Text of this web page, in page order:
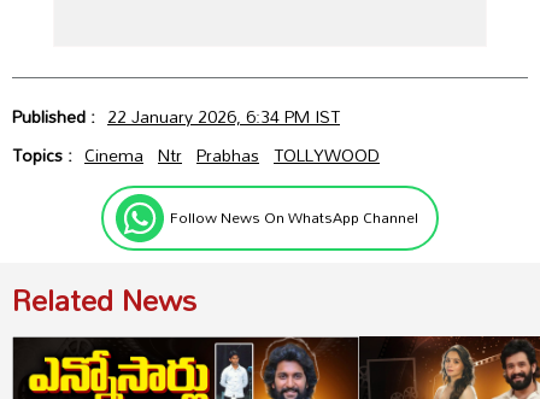
Published : 22 January 2026, 6:34 PM IST
Topics : Cinema Ntr Prabhas TOLLYWOOD
Follow News On WhatsApp Channel
Related News